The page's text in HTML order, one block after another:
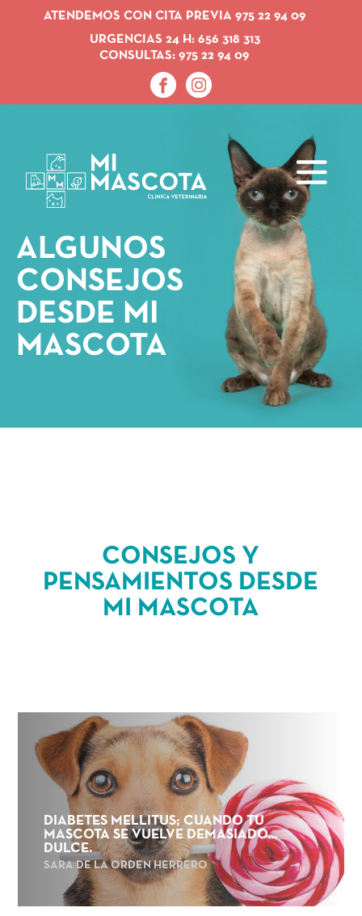
Pasar
al
principal
o
ATENDEMOS CON CITA PREVIA 975 22 94 09
URGENCIAS 24 H: 656 318 313
CONSULTAS: 975 22 94 09
ALGUNOS
CONSEJOS
DESDE MI
MASCOTA
CONSEJOS Y
PENSAMIENTOS DESDE
MI MASCOTA
DIABETES MELLITUS; CUANDO TU
MASCOTA SE VUELVE DEMASIADO...
DULCE.
SARA DE LA ORDEN HERRERO